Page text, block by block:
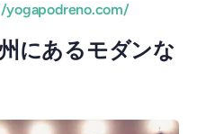
にあるモダンな